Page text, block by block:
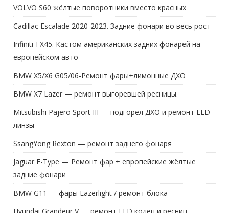
VOLVO S60 жёлтые поворотники вместо красных
Cadillac Escalade 2020-2023. Задние фонари во весь рост
Infiniti-FX45. Кастом американских задних фонарей на
европейском авто
BMW X5/X6 G05/06-Ремонт фары+лимонные ДХО
BMW X7 Lazer — ремонт выгоревшей ресницы.
Mitsubishi Pajero Sport III — подгорел ДХО и ремонт LED
линзы
SsangYong Rexton — ремонт заднего фонаря
Jaguar F-Type — Ремонт фар + европейские жёлтые
задние фонари
BMW G11 — фары Lazerlight / ремонт блока